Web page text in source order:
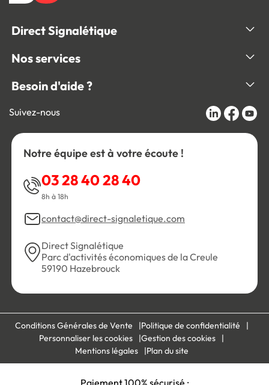
Direct Signalétique
Nos services
Besoin d'aide ?
Suivez-nous
Notre équipe est à votre écoute !
03 28 40 28 40
8h à 18h
contact@direct-signaletique.com
Direct Signalétique
Parc d'activités économiques de la Creule
59190 Hazebrouck
Conditions Générales de Vente
Politique de confidentialité
Personnaliser les cookies
Gestion des cookies
Mentions légales
Plan du site
Paiement 100% sécurisé :